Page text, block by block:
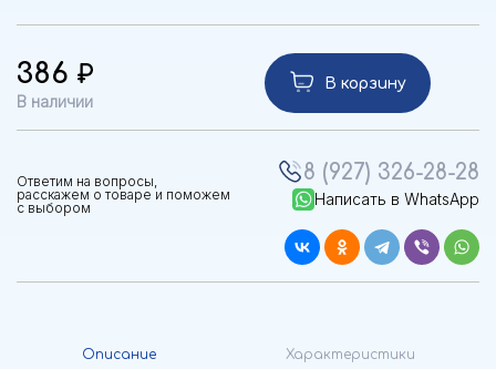
386
В наличии
В корзину
Ответим на вопросы,
расскажем о товаре и поможем
с выбором
8 (927) 326-28-28
Написать в WhatsApp
Описание Характеристики